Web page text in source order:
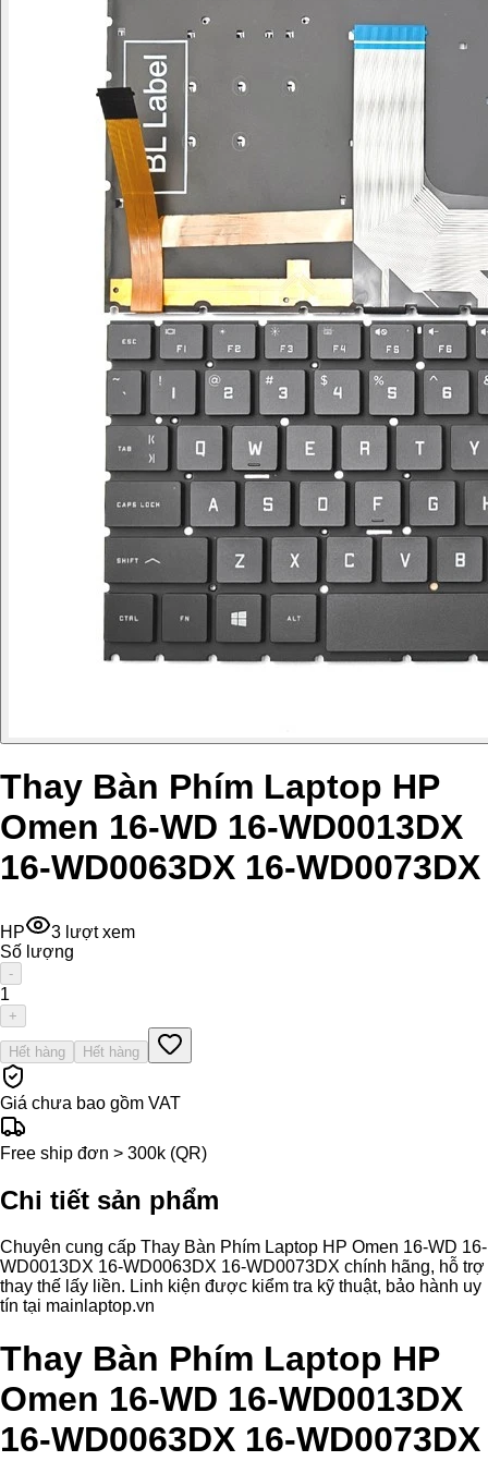
Thay Bàn Phím Laptop HP
Omen 16-WD 16-WD0013DX
16-WD0063DX 16-WD0073DX
HP 3 lượt xem
Số lượng
-
1
+
Hết hàng Hết hàng
Giá chưa bao gồm VAT
Free ship đơn > 300k (QR)
Chi tiết sản phẩm
Chuyên cung cấp Thay Bàn Phím Laptop HP Omen 16-WD 16-
WD0013DX 16-WD0063DX 16-WD0073DX chính hãng, hỗ trợ
thay thế lấy liền. Linh kiện được kiểm tra kỹ thuật, bảo hành uy
tín tại mainlaptop.vn
Thay Bàn Phím Laptop HP
Omen 16-WD 16-WD0013DX
16-WD0063DX 16-WD0073DX